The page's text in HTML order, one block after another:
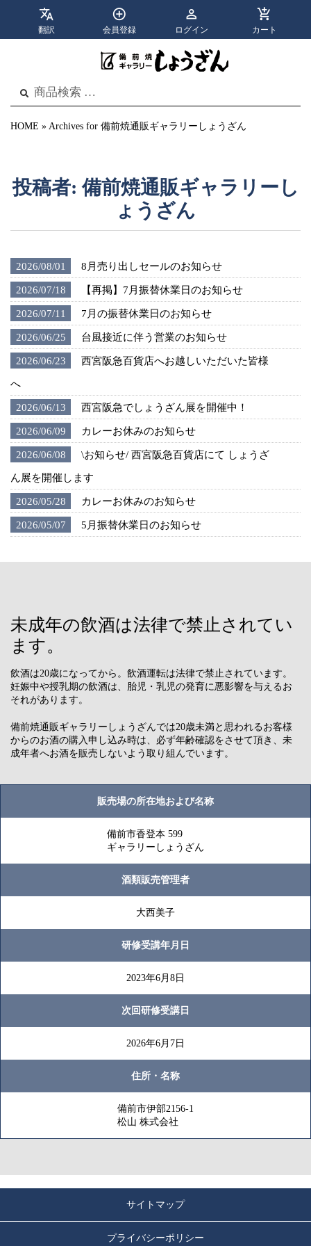
翻訳 会員登録 ログイン カート
結
検
索
HOME » Archives for 備前焼通販ギャラリーしょうざん
投稿者:備前焼通販ギャラリーし
ょうざん
2026/08/01
8月売り出しセールのお知らせ
2026/07/18
【再掲】7月振替休業日のお知らせ
2026/07/11
7月の振替休業日のお知らせ
2026/06/25
台風接近に伴う営業のお知らせ
2026/06/23
西宮阪急百貨店へお越しいただいた皆様
へ
2026/06/13
西宮阪急でしょうざん展を開催中！
2026/06/09
カレーお休みのお知らせ
2026/06/08
\お知らせ/ 西宮阪急百貨店にて しょうざ
ん展を開催します
2026/05/28
カレーお休みのお知らせ
2026/05/07
5月振替休業日のお知らせ
未成年の飲酒は法律で禁止されてい
ます。
飲酒は20歳になってから。飲酒運転は法律で禁止されています。
妊娠中や授乳期の飲酒は、胎児・乳児の発育に悪影響を与えるお
それがあります。
備前焼通販ギャラリーしょうざんでは20歳未満と思われるお客様
からのお酒の購入申し込み時は、必ず年齢確認をさせて頂き、未
成年者へお酒を販売しないよう取り組んでいます。
販売場の所在地および名称
備前市香登本 599
ギャラリーしょうざん
酒類販売管理者
大西美子
研修受講年月日
2023年6月8日
次回研修受講日
2026年6月7日
住所・名称
備前市伊部2156-1
松山 株式会社
サイトマップ
プライバシーポリシー